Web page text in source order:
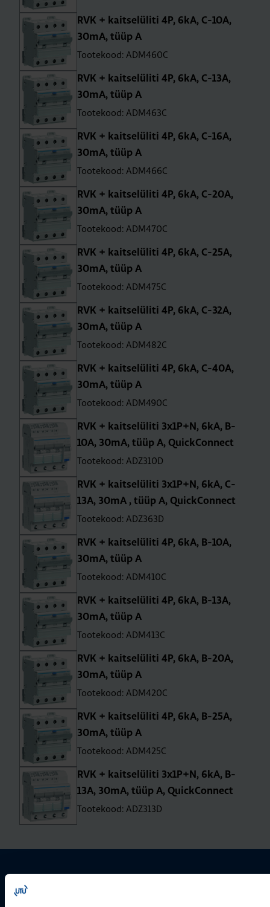
RVK + kait­se­lü­liti 4P, 6kA, C-10A,
30mA, tüüp A
Tootekood: ADM460C
RVK + kait­se­lü­liti 4P, 6kA, C-13A,
30mA, tüüp A
Tootekood: ADM463C
RVK + kait­se­lü­liti 4P, 6kA, C-16A,
30mA, tüüp A
Tootekood: ADM466C
RVK + kait­se­lü­liti 4P, 6kA, C-20A,
30mA, tüüp A
Tootekood: ADM470C
RVK + kait­se­lü­liti 4P, 6kA, C-25A,
30mA, tüüp A
Tootekood: ADM475C
RVK + kait­se­lü­liti 4P, 6kA, C-32A,
30mA, tüüp A
Tootekood: ADM482C
RVK + kait­se­lü­liti 4P, 6kA, C-40A,
30mA, tüüp A
Tootekood: ADM490C
RVK + kait­se­lü­liti 3x1P+N, 6kA, B-
10A, 30mA, tüüp A, QuickCon­nect
Tootekood: ADZ310D
RVK + kait­se­lü­liti 3x1P+N, 6kA, C-
13A, 30mA , tüüp A, QuickCon­nect
Tootekood: ADZ363D
RVK + kait­se­lü­liti 4P, 6kA, B-10A,
30mA, tüüp A
Tootekood: ADM410C
RVK + kait­se­lü­liti 4P, 6kA, B-13A,
30mA, tüüp A
Tootekood: ADM413C
RVK + kait­se­lü­liti 4P, 6kA, B-20A,
30mA, tüüp A
Tootekood: ADM420C
RVK + kait­se­lü­liti 4P, 6kA, B-25A,
30mA, tüüp A
Tootekood: ADM425C
RVK + kait­se­lü­liti 3x1P+N, 6kA, B-
13A, 30mA, tüüp A, QuickCon­nect
Tootekood: ADZ313D
Palun võtke meiega ühendust